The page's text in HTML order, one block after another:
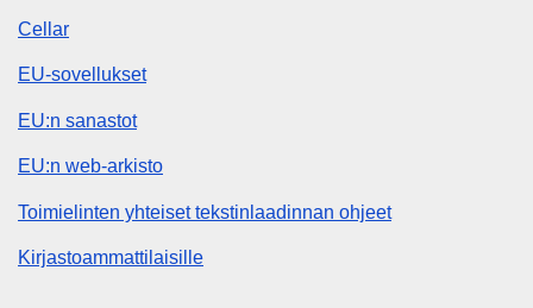
Cellar
EU-sovellukset
EU:n sanastot
EU:n web-arkisto
Toimielinten yhteiset tekstinlaadinnan ohjeet
Kirjastoammattilaisille